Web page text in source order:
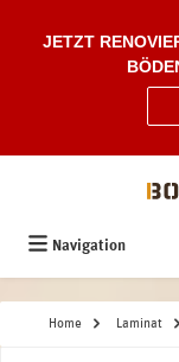
JETZT
Navigation
Home Laminat